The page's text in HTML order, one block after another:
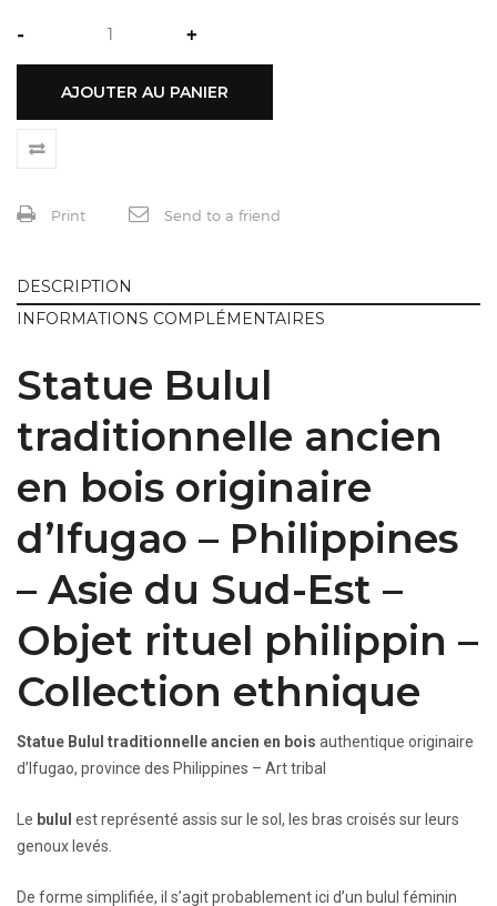
- +
AJOUTER AU PANIER
Print Send to a friend
DESCRIPTION
INFORMATIONS COMPLÉMENTAIRES
Statue Bulul
traditionnelle ancien
en bois originaire
d’Ifugao – Philippines
– Asie du Sud-Est –
Objet rituel philippin –
Collection ethnique
Statue Bulul traditionnelle ancien en bois authentique originaire
d’Ifugao, province des Philippines – Art tribal
Le bulul est représenté assis sur le sol, les bras croisés sur leurs
genoux levés.
De forme simplifiée, il s’agit probablement ici d’un bulul féminin